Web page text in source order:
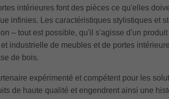
intérieures font des pièces ce qu'elles
infinies. Les caractéristiques stylistiques et
– tout est possible, qu'il s'agisse d'un
industrielle de meubles et de portes
de bois.
expérimenté et compétent pour les
de haute qualité et engendrent ainsi une